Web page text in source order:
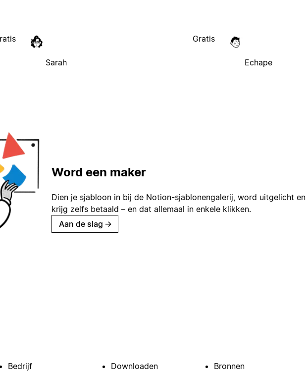
Sarah
Gratis
Echape
Word een maker
Dien je sjabloon in bij de Notion-sjablonengalerij, word uitgelicht en
krijg zelfs betaald – en dat allemaal in enkele klikken.
Aan de slag →
Bedrijf
Downloaden
Bronnen